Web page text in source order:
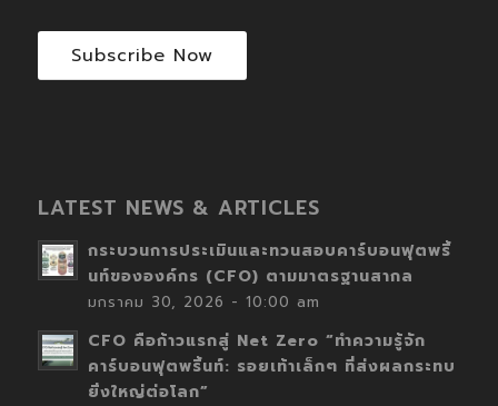
Subscribe Now
LATEST NEWS & ARTICLES
กระบวนการประเมินและทวนสอบคาร์บอนฟุตพริ้
นท์ขององค์กร (CFO) ตามมาตรฐานสากล
มกราคม 30, 2026 - 10:00 am
CFO คือก้าวแรกสู่ Net Zero “ทำความรู้จัก
คาร์บอนฟุตพริ้นท์: รอยเท้าเล็กๆ ที่ส่งผลกระทบ
ยิ่งใหญ่ต่อโลก”